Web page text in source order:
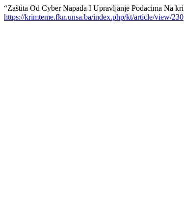
“Zaštita Od Cyber Napada I Upravljanje Podacima Na
https://krimteme.fkn.unsa.ba/index.php/kt/article/view/230